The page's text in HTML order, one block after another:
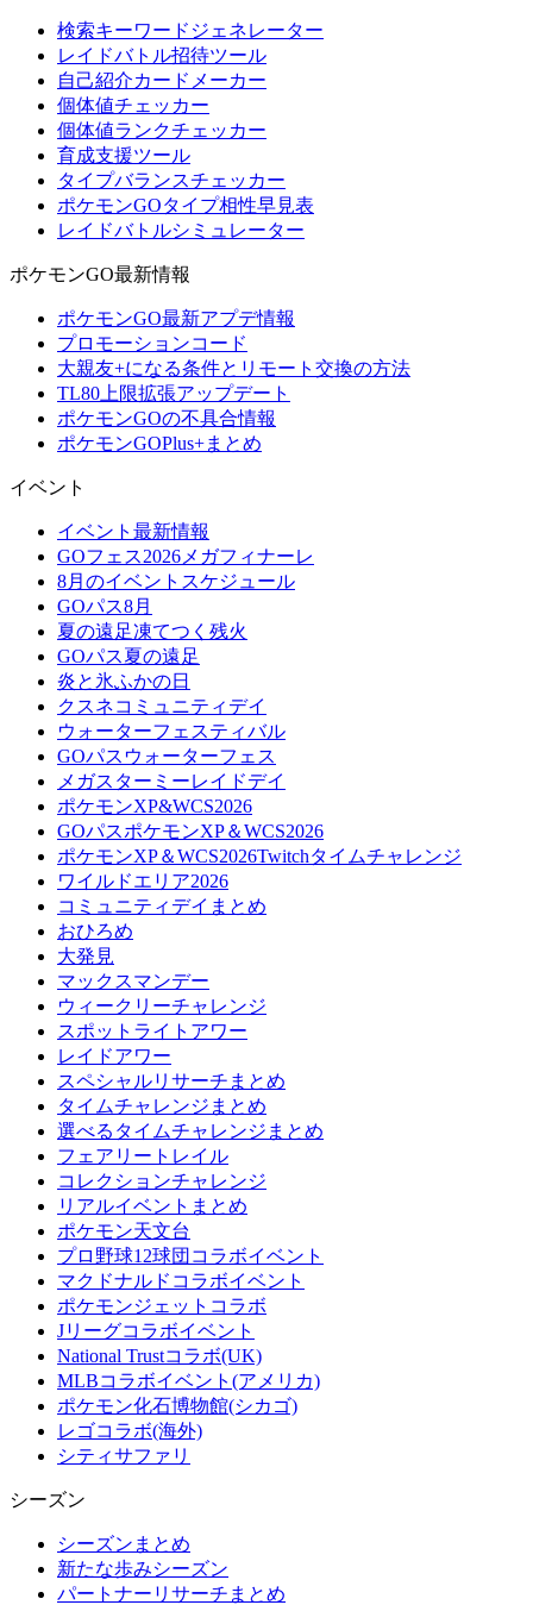
検索キーワードジェネレーター
レイドバトル招待ツール
自己紹介カードメーカー
個体値チェッカー
個体値ランクチェッカー
育成支援ツール
タイプバランスチェッカー
ポケモンGOタイプ相性早見表
レイドバトルシミュレーター
ポケモンGO最新情報
ポケモンGO最新アプデ情報
プロモーションコード
大親友+になる条件とリモート交換の方法
TL80上限拡張アップデート
ポケモンGOの不具合情報
ポケモンGOPlus+まとめ
イベント
イベント最新情報
GOフェス2026メガフィナーレ
8月のイベントスケジュール
GOパス8月
夏の遠足凍てつく残火
GOパス夏の遠足
炎と氷ふかの日
クスネコミュニティデイ
ウォーターフェスティバル
GOパスウォーターフェス
メガスターミーレイドデイ
ポケモンXP&WCS2026
GOパスポケモンXP＆WCS2026
ポケモンXP＆WCS2026Twitchタイムチャレンジ
ワイルドエリア2026
コミュニティデイまとめ
おひろめ
大発見
マックスマンデー
ウィークリーチャレンジ
スポットライトアワー
レイドアワー
スペシャルリサーチまとめ
タイムチャレンジまとめ
選べるタイムチャレンジまとめ
フェアリートレイル
コレクションチャレンジ
リアルイベントまとめ
ポケモン天文台
プロ野球12球団コラボイベント
マクドナルドコラボイベント
ポケモンジェットコラボ
Jリーグコラボイベント
National Trustコラボ(UK)
MLBコラボイベント(アメリカ)
ポケモン化石博物館(シカゴ)
レゴコラボ(海外)
シティサファリ
シーズン
シーズンまとめ
新たな歩みシーズン
パートナーリサーチまとめ